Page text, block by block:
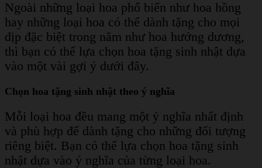
Ngoài những loại hoa phổ biến như hoa hồng
hay những loại hoa có thể dành tặng cho mọi
dịp đặc biệt trong năm như hoa hướng dương,
thì bạn có thể lựa chọn hoa tặng sinh nhật dựa
vào một vài gợi ý dưới đây.
Chọn hoa tặng sinh nhật theo ý nghĩa
Mỗi loại hoa đều mang một ý nghĩa nhất định
và phù hợp để dành tặng cho những đối tượng
riêng biệt. Bạn có thể lựa chọn hoa tặng sinh
nhật dựa vào ý nghĩa của từng loại hoa.